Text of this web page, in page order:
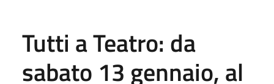
Tutti a Teatro: da
sabato 13 gennaio, al